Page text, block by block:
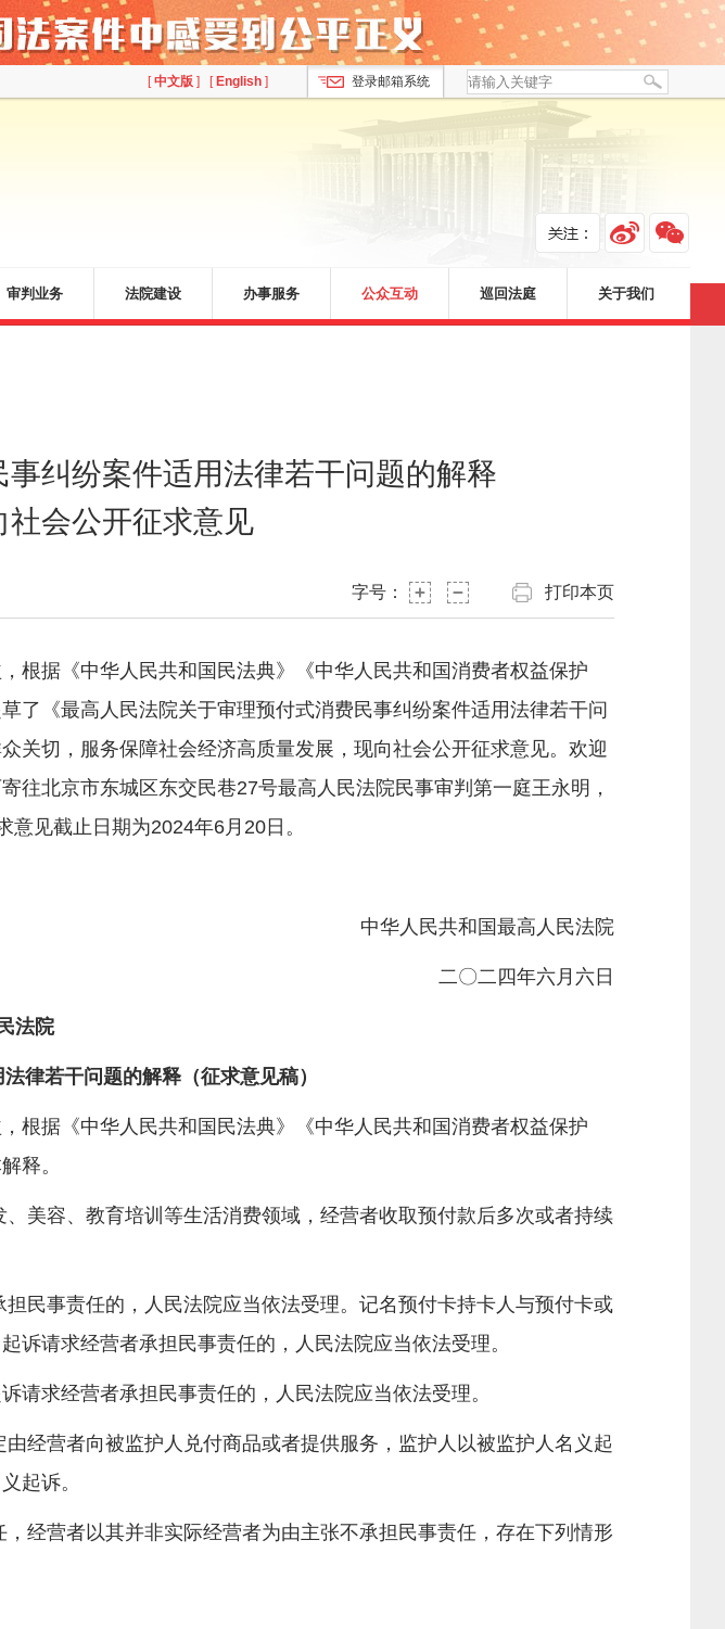
[中文版 ] [ English ] 登录邮箱系统
审判业务 法院建设 办事服务 公众互动 巡回法庭 关于我们
事纠纷案件适用法律若干问题的解释
社会公开征求意见
字号： 打印本页
据《中华人民共和国民法典》《中华人民共和国消费者权益保护
了《最高人民法院关于审理预付式消费民事纠纷案件适用法律若干问
关切，服务保障社会经济高质量发展，现向社会公开征求意见。欢迎
北京市东城区东交民巷27号最高人民法院民事审判第一庭王永明，
见截止日期为2024年6月20日。
中华人民共和国最高人民法院
二〇二四年六月六日
法院
律若干问题的解释（征求意见稿）
据《中华人民共和国民法典》《中华人民共和国消费者权益保护
释。
美容、教育培训等生活消费领域，经营者收取预付款后多次或者持续
民事责任的，人民法院应当依法受理。记名预付卡持卡人与预付卡或
诉请求经营者承担民事责任的，人民法院应当依法受理。
求经营者承担民事责任的，人民法院应当依法受理。
经营者向被监护人兑付商品或者提供服务，监护人以被监护人名义起
起诉。
经营者以其并非实际经营者为由主张不承担民事责任，存在下列情形